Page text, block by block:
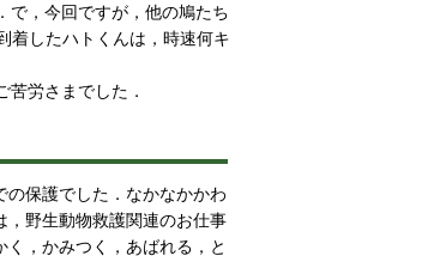
で，今回ですが，他の鳩たち
着したハトくんは，時速何キ
労さまでした．
の保護でした．なかなかかわ
，野生動物救護関連のお仕事
，かみつく，あばれる，と